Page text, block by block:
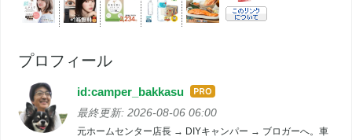
プロフィール
id:camper_bakkasu はて
なブ
ログ
最終更新: 2026-08-06 06:00
元ホームセンター店長 → DIYキャンパー → ブロガーへ。車